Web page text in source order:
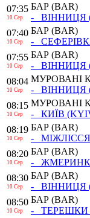
07:35
10 Сер
БАР (BAR)
- ВІННИЦЯ
07:40
10 Сер
БАР (BAR)
-
07:55
10 Сер
БАР (BAR)
- ВІННИЦЯ
08:04
10 Сер
МУРОВАНІ
- ВІННИЦЯ
08:15
10 Сер
МУРОВАНІ
- КИЇВ
08:19
10 Сер
БАР (BAR)
- МІЖЛІССЯ
08:20
10 Сер
БАР (BAR)
-
08:30
10 Сер
БАР (BAR)
- ВІННИЦЯ
08:50
10 Сер
БАР (BAR)
- ТЕРЕШКИ